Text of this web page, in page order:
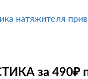
натяжителя
за 490₽